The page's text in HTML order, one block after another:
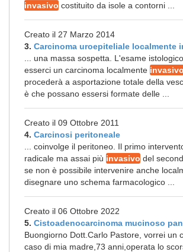
invasivo costituito da isole a contorni ...
Creato il 27 Marzo 2014
3. Carcinoma uroepiteliale localmente
... una massa sospetta. L'esame
esserci un carcinoma localmente invasivo
procederà a asportazione totale della
è che possano essersi formate delle ...
Creato il 09 Ottobre 2011
4. Carcinosi peritoneale
... coinvolge il peritoneo. Il primo
radicale ma assai più invasivo del
se non è possibile intervenire anche
disegnare uno schema farmacologico ...
Creato il 06 Ottobre 2022
5. Cistoadenocarcinoma mucinoso
Buongiorno Dott.Carlo Pastore, vorrei un
caso di mia madre,73 anni,operata lo